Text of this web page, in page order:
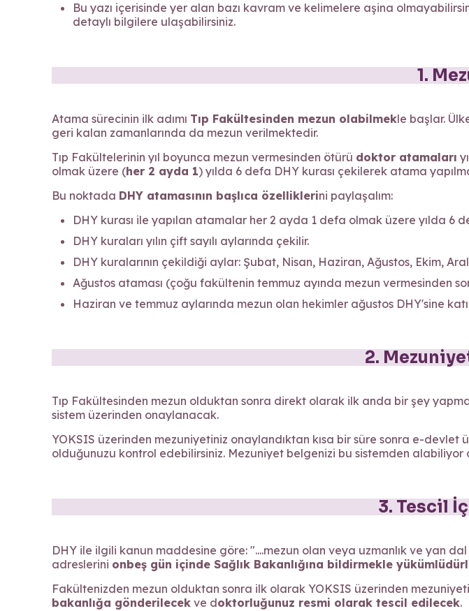
Bu yazı içerisinde yer alan bazı kavram ve kelimelere aşina
detaylı bilgilere ulaşabilirsiniz.
1.
Atama sürecinin ilk adımı Tıp Fakültesinden mezun olabilmekle başlar.
geri kalan zamanlarında da mezun verilmektedir.
Tıp Fakültelerinin yıl boyunca mezun vermesinden ötürü doktor atamaları
olmak üzere (her 2 ayda 1) yılda 6 defa DHY kurası çekilerek atama
Bu noktada DHY atamasının başlıca özelliklerini paylaşalım:
DHY kurası ile yapılan atamalar her 2 ayda 1 defa olmak üzere yılda 6
DHY kuraları yılın çift sayılı aylarında çekilir.
DHY kuralarının çekildiği aylar: Şubat, Nisan, Haziran, Ağustos, Ekim,
Ağustos ataması (çoğu fakültenin temmuz ayında mezun vermesinden
Haziran ve temmuz aylarında mezun olan hekimler ağustos DHY'sine
2.
Tıp Fakültesinden mezun olduktan sonra direkt olarak ilk anda bir şey
sistem üzerinden onaylanacak.
YOKSIS üzerinden mezuniyetiniz onaylandıktan kısa bir süre sonra e-devlet
olduğunuzu kontrol edebilirsiniz. Mezuniyet belgenizi bu sistemden alabiliyor
3. Tescil
DHY ile ilgili kanun maddesine göre: "....mezun olan veya uzmanlık ve yan
adreslerini onbeş gün içinde Sağlık Bakanlığına bildirmekle
Fakültenizden mezun olduktan sonra ilk olarak YOKSIS üzerinden
bakanlığa gönderilecek ve doktorluğunuz resmi olarak tescil edilecek.